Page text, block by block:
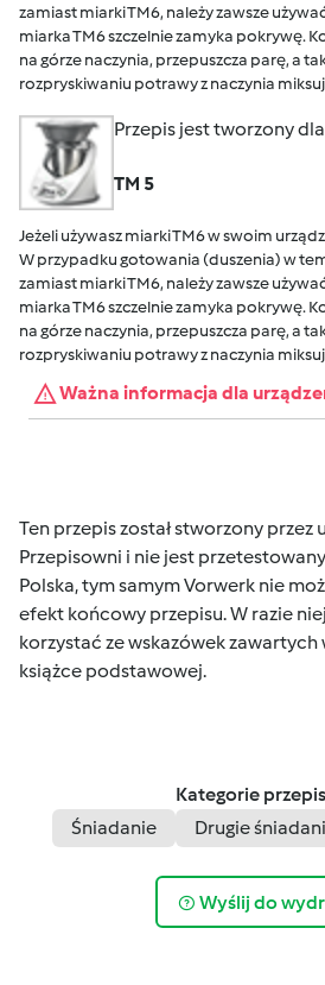
zamiast miarki TM6, należy zawsze
miarka TM6 szczelnie zamyka pokrywę.
na górze naczynia, przepuszcza parę, a
rozpryskiwaniu potrawy z naczynia
Przepis jest tworzony dla
TM 5
Jeżeli używasz miarki TM6 w swoim
W przypadku gotowania (duszenia) w
zamiast miarki TM6, należy zawsze
miarka TM6 szczelnie zamyka pokrywę.
na górze naczynia, przepuszcza parę, a
rozpryskiwaniu potrawy z naczynia
Ważna informacja dla
Ten przepis został stworzony przez
Przepisowni i nie jest
Polska, tym samym Vorwerk nie
efekt końcowy przepisu. W razie
korzystać ze wskazówek zawartych
książce podstawowej.
Kategorie
Śniadanie
Drugie
Wyślij do